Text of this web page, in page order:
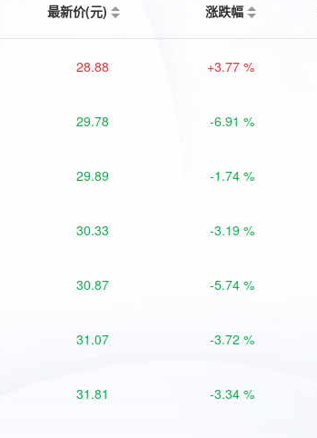
最新价(元) 涨跌幅
28.88 +3.77 %
29.78 -6.91 %
29.89 -1.74 %
30.33 -3.19 %
30.87 -5.74 %
31.07 -3.72 %
31.81 -3.34 %